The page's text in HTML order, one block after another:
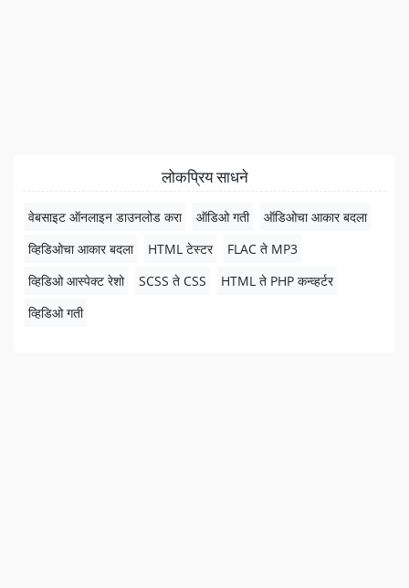
लोकप्रिय साधने
वेबसाइट ऑनलाइन डाउनलोड करा ऑडिओ गती
ऑडिओचा आकार बदला
व्हिडिओचा आकार बदला
HTML टेस्टर
FLAC ते MP3
व्हिडिओ आस्पेक्ट रेशो
SCSS ते CSS
HTML ते PHP कन्व्हर्टर
व्हिडिओ गती